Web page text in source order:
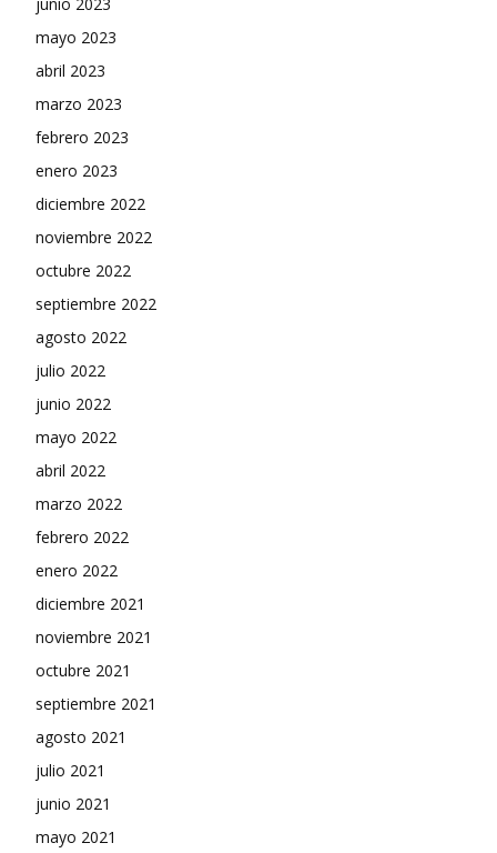
mayo 2023
abril 2023
marzo 2023
febrero 2023
enero 2023
diciembre 2022
noviembre 2022
octubre 2022
septiembre 2022
agosto 2022
julio 2022
junio 2022
mayo 2022
abril 2022
marzo 2022
febrero 2022
enero 2022
diciembre 2021
noviembre 2021
octubre 2021
septiembre 2021
agosto 2021
julio 2021
junio 2021
mayo 2021